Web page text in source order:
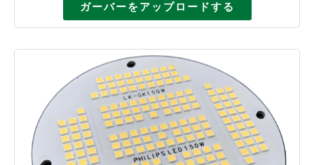
ガーバーをアップロードする